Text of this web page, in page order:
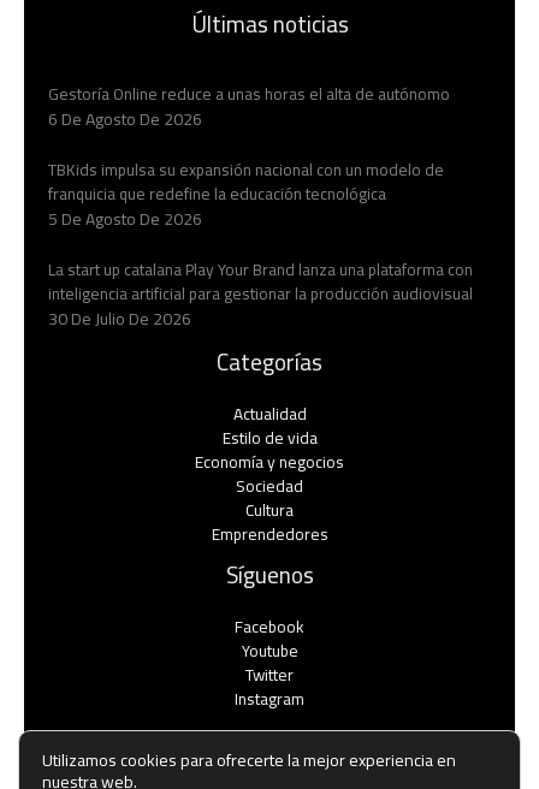
Últimas noticias
Gestoría Online reduce a unas horas el alta de autónomo
6 De Agosto De 2026
TBKids impulsa su expansión nacional con un modelo de
franquicia que redefine la educación tecnológica
5 De Agosto De 2026
La start up catalana Play Your Brand lanza una plataforma con
inteligencia artificial para gestionar la producción audiovisual
30 De Julio De 2026
Categorías
Actualidad
Estilo de vida
Economía y negocios​
Sociedad
Cultura
Emprendedores
Síguenos
Facebook
Youtube
Twitter
Instagram
Utilizamos cookies para ofrecerte la mejor experiencia en
nuestra web.